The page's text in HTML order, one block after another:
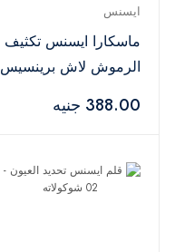
ايسنس
ماسكارا ايسنس تكثيف
الرموش لاش برينسيس
388.00 جنيه